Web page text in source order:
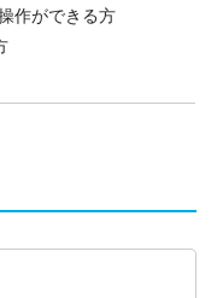
作ができる方